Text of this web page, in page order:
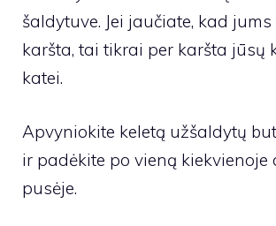
šaldytuve. Jei jaučiate, kad
karšta, tai tikrai per karšta jūsų
katei.
Apvyniokite keletą užšaldytų
ir padėkite po vieną kiekvienoje
pusėje.